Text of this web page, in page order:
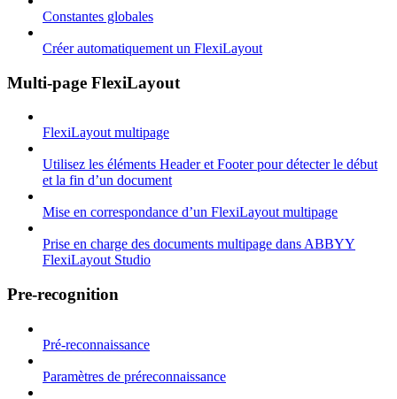
Constantes globales
Créer automatiquement un FlexiLayout
Multi-page FlexiLayout
FlexiLayout multipage
Utilisez les éléments Header et Footer pour détecter le début
et la fin d’un document
Mise en correspondance d’un FlexiLayout multipage
Prise en charge des documents multipage dans ABBYY
FlexiLayout Studio
Pre-recognition
Pré-reconnaissance
Paramètres de préreconnaissance